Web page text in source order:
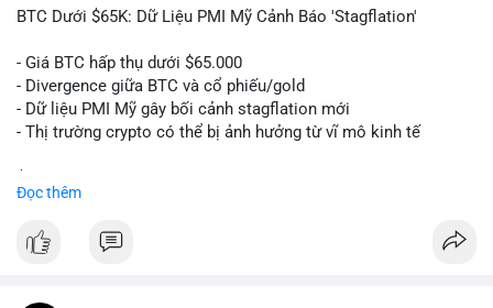
📰 Nguồn: Cointelegraph
BTC Dưới $65K: Dữ Liệu PMI Mỹ Cảnh Báo 'Stagflation'
- Giá BTC hấp thụ dưới $65.000
- Divergence giữa BTC và cổ phiếu/gold
- Dữ liệu PMI Mỹ gây bối cảnh stagflation mới
- Thị trường crypto có thể bị ảnh hưởng từ vĩ mô kinh tế
Đọc thêm